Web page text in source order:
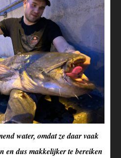
water, omdat ze daar vaak
en dus makkelijker te bereiken